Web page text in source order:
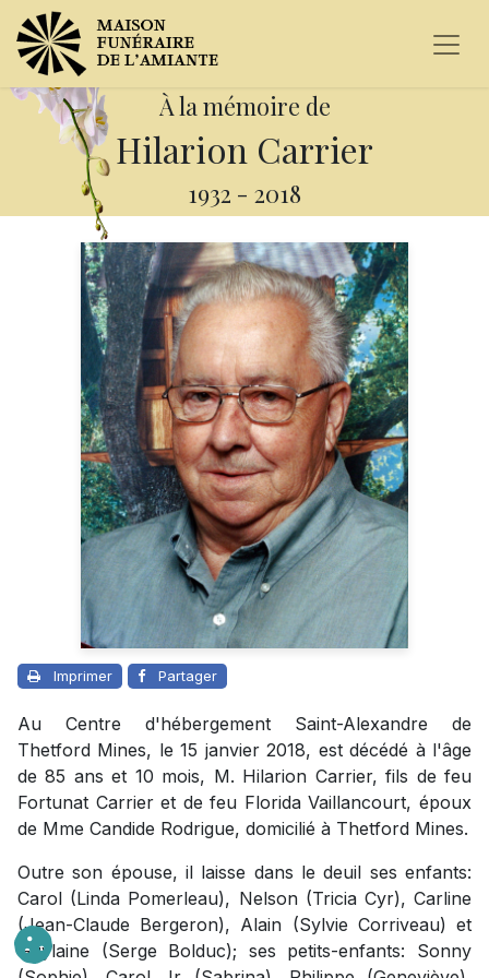
À la mémoire de
Hilarion Carrier
1932 - 2018
Imprimer Partager
Au Centre d'hébergement Saint-Alexandre de
Thetford Mines, le 15 janvier 2018, est décédé à l'âge
de 85 ans et 10 mois, M. Hilarion Carrier, fils de feu
Fortunat Carrier et de feu Florida Vaillancourt, époux
de Mme Candide Rodrigue, domicilié à Thetford Mines.
Outre son épouse, il laisse dans le deuil ses enfants:
Carol (Linda Pomerleau), Nelson (Tricia Cyr), Carline
(Jean-Claude Bergeron), Alain (Sylvie Corriveau) et
Guylaine (Serge Bolduc); ses petits-enfants: Sonny